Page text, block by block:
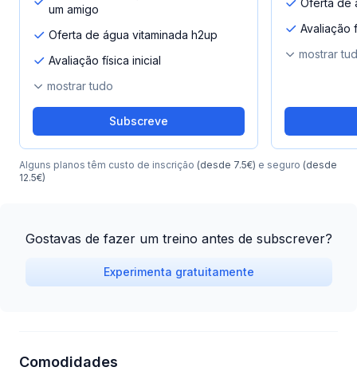
um amigo
Oferta de água vitaminada h2up
Avaliação física inicial
mostrar tudo
Subscreve
Oferta de
Avaliação
mostrar
Alguns planos têm custo de inscrição (desde 7.5€) e seguro (desde
12.5€)
Gostavas de fazer um treino antes de subscrever?
Experimenta gratuitamente
Comodidades